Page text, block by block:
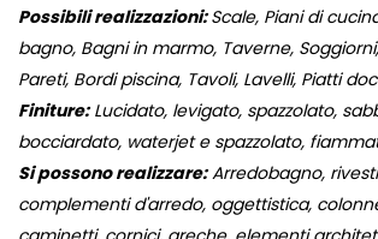
Possibili realizzazioni:Scale, Piani di
bagno, Bagni in marmo, Taverne,
Pareti, Bordi piscina, Tavoli, Lavelli, Piatti
Finiture:Lucidato, levigato, spazzolato,
bocciardato, waterjet e spazzolato,
Si possono realizzare:Arredobagno,
complementi d'arredo, oggettistica,